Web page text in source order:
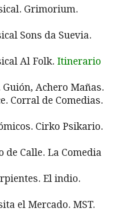
Grimorium.
Sons da Suevia.
Al Folk. Itinerario
Achero Mañas.
Corral de Comedias.
Cirko Psikario.
de Calle. La Comedia
El indio.
el Mercado. MST.